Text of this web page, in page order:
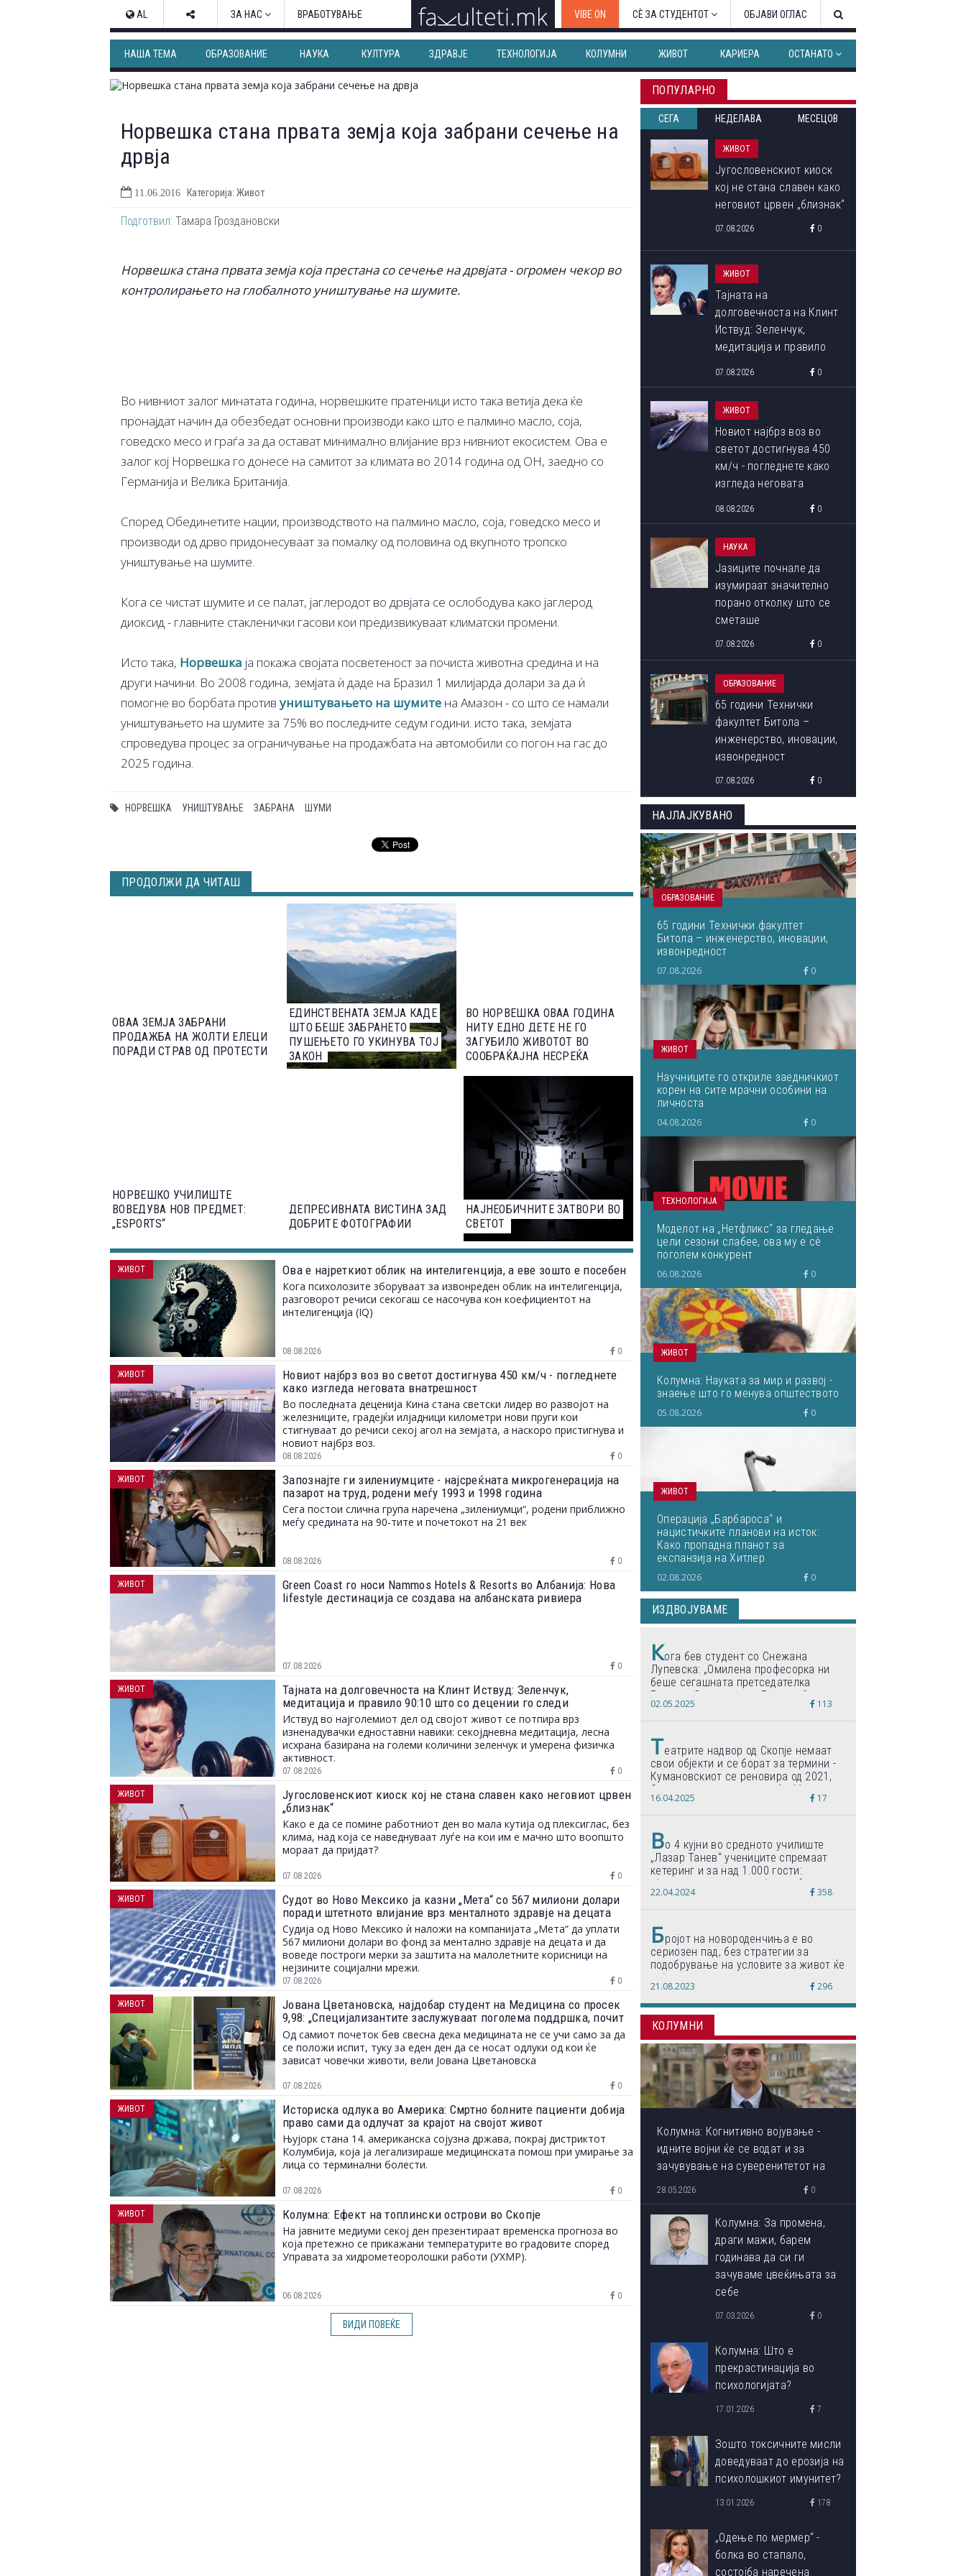
AL ЗА НАС ВРАБОТУВАЊЕ VIBE ON СЀ ЗА СТУДЕНТОТ ОБЈАВИ ОГЛАС
НАША ТЕМА ОБРАЗОВАНИЕ НАУКА КУЛТУРА ЗДРАВЈЕ ТЕХНОЛОГИЈА КОЛУМНИ ЖИВОТ КАРИЕРА ОСТАНАТО
Норвешка стана првата земја која забрани сечење на
дрвја
11.06.2016 Категорија: Живот
Подготвил: Тамара Гроздановски
Норвешка стана првата земја која престана со сечење на дрвјата - огромен чекор во
контролирањето на глобалното уништување на шумите.
Во нивниот залог минатата година, норвешките пратеници исто така ветија дека ќе
пронајдат начин да обезбедат основни производи како што е палмино масло, соја,
говедско месо и граѓа за да остават минимално влијание врз нивниот екосистем. Ова е
залог кој Норвешка го донесе на самитот за климата во 2014 година од ОН, заедно со
Германија и Велика Британија.
Според Обединетите нации, производството на палмино масло, соја, говедско месо и
производи од дрво придонесуваат за помалку од половина од вкупното тропско
уништување на шумите.
Кога се чистат шумите и се палат, јаглеродот во дрвјата се ослободува како јаглерод
диоксид - главните стакленички гасови кои предизвикуваат климатски промени.
Исто така, Норвешка ја покажа својата посветеност за почиста животна средина и на
други начини. Во 2008 година, земјата ѝ даде на Бразил 1 милијарда долари за да ѝ
помогне во борбата противуништувањето на шумите на Амазон - со што се намали
уништувањето на шумите за 75% во последните седум години. исто така, земјата
спроведува процес за ограничување на продажбата на автомобили со погон на гас до
2025 година.
НОРВЕШКА УНИШТУВАЊЕ ЗАБРАНА ШУМИ
ПРОДОЛЖИ ДА ЧИТАШ
ОВАА ЗЕМЈА ЗАБРАНИ
ПРОДАЖБА НА ЖОЛТИ ЕЛЕЦИ
ПОРАДИ СТРАВ ОД ПРОТЕСТИ
ЕДИНСТВЕНАТА ЗЕМЈА КАДЕ
ШТО БЕШЕ ЗАБРАНЕТО
ПУШЕЊЕТО ГО УКИНУВА ТОЈ
ЗАКОН
ВО НОРВЕШКА ОВАА ГОДИНА
НИТУ ЕДНО ДЕТЕ НЕ ГО
ЗАГУБИЛО ЖИВОТОТ ВО
СООБРАЌАЈНА НЕСРЕЌА
НОРВЕШКО УЧИЛИШТЕ
ВОВЕДУВА НОВ ПРЕДМЕТ:
„ESPORTS“
ДЕПРЕСИВНАТА ВИСТИНА ЗАД
ДОБРИТЕ ФОТОГРАФИИ
НАЈНЕОБИЧНИТЕ ЗАТВОРИ ВО
СВЕТОТ
Ова е најреткиот облик на интелигенција, а еве зошто е посебен
Кога психолозите зборуваат за извонреден облик на интелигенција,
разговорот речиси секогаш се насочува кон коефициентот на
интелигенција (IQ)
08.08.2026 0
ЖИВОТ
Новиот најбрз воз во светот достигнува 450 км/ч - погледнете
како изгледа неговата внатрешност
Во последната деценија Кина стана светски лидер во развојот на
железниците, градејќи илјадници километри нови пруги кои
стигнуваат до речиси секој агол на земјата, а наскоро пристигнува и
новиот најбрз воз.
08.08.2026 0
ЖИВОТ
Запознајте ги зилениумците - најсреќната микрогенерација на
пазарот на труд, родени меѓу 1993 и 1998 година
Сега постои слична група наречена „зилениумци“, родени приближно
меѓу средината на 90-тите и почетокот на 21 век
08.08.2026 0
ЖИВОТ
Green Coast го носи Nammos Hotels & Resorts во Албанија: Нова
lifestyle дестинација се создава на албанската ривиера
07.08.2026 0
ЖИВОТ
Тајната на долговечноста на Клинт Иствуд: Зеленчук,
медитација и правило 90:10 што со децении го следи
Иствуд во најголемиот дел од својот живот се потпира врз
изненадувачки едноставни навики: секојдневна медитација, лесна
исхрана базирана на големи количини зеленчук и умерена физичка
активност.
07.08.2026 0
ЖИВОТ
Југословенскиот киоск кој не стана славен како неговиот црвен
„близнак“
Како е да се помине работниот ден во мала кутија од плексиглас, без
клима, над која се наведнуваат луѓе на кои им е мачно што воопшто
мораат да пријдат?
07.08.2026 0
ЖИВОТ
Судот во Ново Мексико ја казни „Мета“ со 567 милиони долари
поради штетното влијание врз менталното здравје на децата
Судија од Ново Мексико ѝ наложи на компанијата „Мета“ да уплати
567 милиони долари во фонд за ментално здравје на децата и да
воведе построги мерки за заштита на малолетните корисници на
нејзините социјални мрежи.
07.08.2026 0
ЖИВОТ
Јована Цветановска, најдобар студент на Медицина со просек
9,98: „Специјализантите заслужуваат поголема поддршка, почит
и можности за професионален развој“
Од самиот почеток бев свесна дека медицината не се учи само за да
се положи испит, туку за еден ден да се носат одлуки од кои ќе
зависат човечки животи, вели Јована Цветановска
07.08.2026 0
ЖИВОТ
Историска одлука во Америка: Смртно болните пациенти добија
право сами да одлучат за крајот на својот живот
Њујорк стана 14. американска сојузна држава, покрај дистриктот
Колумбија, која ја легализираше медицинската помош при умирање за
лица со терминални болести.
07.08.2026 0
ЖИВОТ
Колумна: Ефект на топлински острови во Скопје
На јавните медиуми секој ден презентираат временска прогноза во
која претежно се прикажани температурите во градовите според
Управата за хидрометеоролошки работи (УХМР).
06.08.2026 0
ЖИВОТ
ВИДИ ПОВЕЌЕ
ПОПУЛАРНО
СЕГА НЕДЕЛАВА МЕСЕЦОВ
ЖИВОТ
Југословенскиот киоск
кој не стана славен како
неговиот црвен „близнак“
07.08.2026 0
ЖИВОТ
Тајната на
долговечноста на Клинт
Иствуд: Зеленчук,
медитација и правило
07.08.2026 0
ЖИВОТ
Новиот најбрз воз во
светот достигнува 450
км/ч - погледнете како
изгледа неговата
08.08.2026 0
НАУКА
Јазиците почнале да
изумираат значително
порано отколку што се
сметаше
07.08.2026 0
ОБРАЗОВАНИЕ
65 години Технички
факултет Битола –
инженерство, иновации,
извонредност
07.08.2026 0
НАЈЛАЈКУВАНО
ОБРАЗОВАНИЕ
65 години Технички факултет
Битола – инженерство, иновации,
извонредност
07.08.2026 0
ЖИВОТ
Научниците го откриле заедничкиот
корен на сите мрачни особини на
личноста
04.08.2026 0
ТЕХНОЛОГИЈА
Моделот на „Нетфликс“ за гледање
цели сезони слабее, ова му е сѐ
поголем конкурент
06.08.2026 0
ЖИВОТ
Колумна: Науката за мир и развој -
знаење што го менува општеството
05.08.2026 0
ЖИВОТ
Операција „Барбароса“ и
нацистичките планови на исток:
Како пропадна планот за
експанзија на Хитлер
02.08.2026 0
ИЗДВОЈУВАМЕ
Кога бев студент со Снежана
Лупевска: „Омилена професорка ни
беше сегашната претседателка
Гордана Сиљановска-Давкова“
02.05.2025 113
Театрите надвор од Скопје немаат
свои објекти и се борат за термини -
Кумановскиот се реновира од 2021,
Струмичкиот се гради веќе 11 години
16.04.2025 17
Во 4 кујни во средното училиште
„Лазар Танев“ учениците спремаат
кетеринг и за над 1.000 гости:
„Формиравме компанија и работиме
по светски стандарди“
22.04.2024 358
Бројот на новороденчиња е во
сериозен пад, без стратегии за
подобрување на условите за живот ќе
дојде до затворање на училишта,
предупредуваат експертите
21.08.2023 296
КОЛУМНИ
Колумна: Когнитивно војување -
идните војни ќе се водат и за
зачувување на суверенитетот на
сопствениот ум
28.05.2026 0
Колумна: За промена,
драги мажи, барем
годинава да си ги
зачуваме цвеќињата за
себе
07.03.2026 0
Колумна: Што е
прекрастинација во
психологијата?
17.01.2026 7
Зошто токсичните мисли
доведуваат до ерозија на
психолошкиот имунитет?
13.01.2026 178
„Одење по мермер“ -
болка во стапало,
состојба наречена